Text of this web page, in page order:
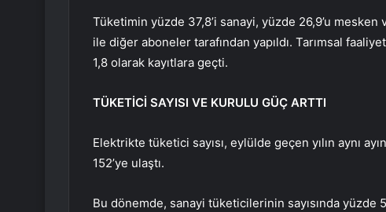
Tüketimin yüzde 37,8’i sanayi, yüzde 26,9’u
ile diğer aboneler tarafından yapıldı. Tarımsal
1,8 olarak kayıtlara geçti.
TÜKETİCİ SAYISI VE KURULU GÜÇ ARTTI
Elektrikte tüketici sayısı, eylülde geçen yılın aynı
152’ye ulaştı.
Bu dönemde, sanayi tüketicilerinin sayısında yüzde